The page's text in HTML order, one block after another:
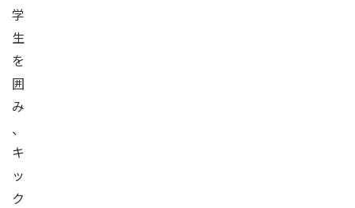
学
生
を
囲
み
、
キ
ッ
ク